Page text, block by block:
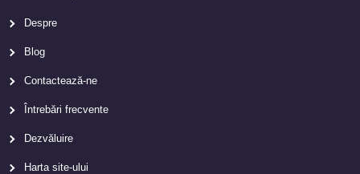
Despre
Blog
Contactează-ne
Întrebări frecvente
Dezvăluire
Harta site-ului